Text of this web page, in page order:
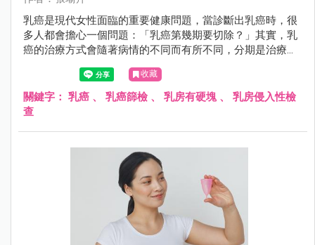
乳癌是現代女性面臨的重要健康問題，當診斷出乳癌時，很
多人都會擔心一個問題：「乳癌第幾期要切除？」其實，乳
癌的治療方式會隨著病情的不同而有所不同，分期是治療計
畫的關鍵指標之一。
收藏
關鍵字： 乳癌 、 乳癌篩檢 、 乳房有硬塊、 乳房侵入性檢
查